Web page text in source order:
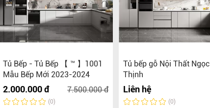
Tủ Bếp - Tủ Bếp 【 ™ 】1001
Mẫu Bếp Mới 2023-2024
2.000.000 đ 7.500.000 đ
(0)
Tủ bếp gỗ Nội Thất Ngọc
Thịnh
Liên hệ
(0)